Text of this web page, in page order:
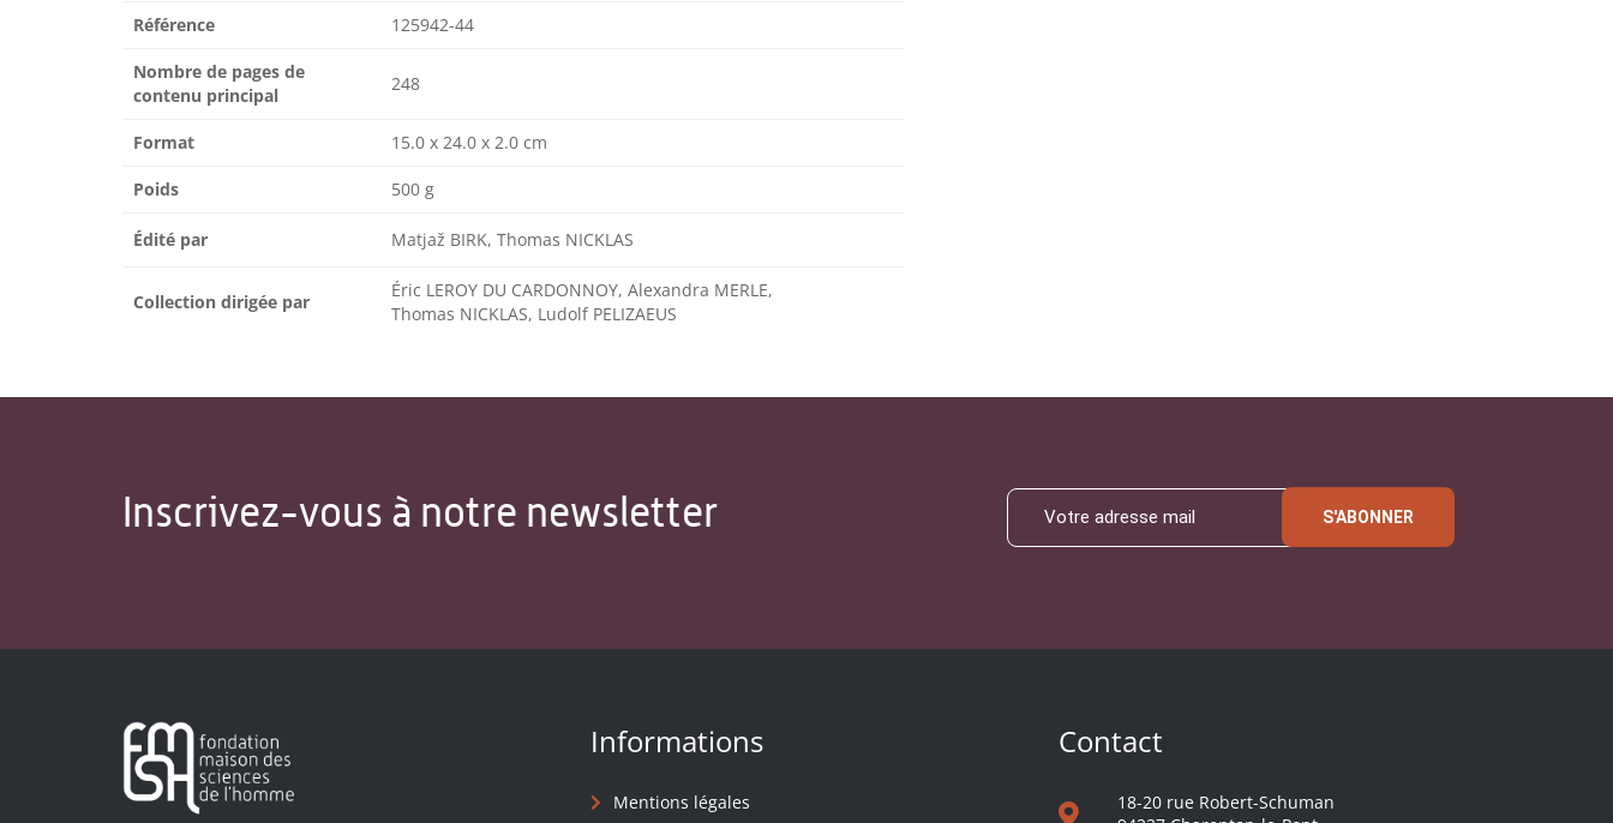
Référence 125942-44
Nombre de pages de
contenu principal
248
Format 15.0 x 24.0 x 2.0 cm
Poids 500 g
Édité par Matjaž BIRK, Thomas NICKLAS
Collection dirigée par
Éric LEROY DU CARDONNOY, Alexandra MERLE,
Thomas NICKLAS, Ludolf PELIZAEUS
Inscrivez-vous à notre newsletter S'ABONNER
Informations
Mentions légales
Contact
18-20 rue Robert-Schuman